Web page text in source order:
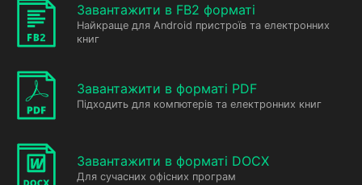
Завантажити в FB2 форматі
Найкраще для Android пристроїв та електронних
книг
Завантажити в форматі PDF
Підходить для компютерів та електронних книг
Завантажити в форматі DOCX
Для сучасних офісних програм